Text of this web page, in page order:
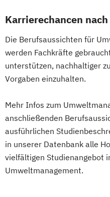
International
International
Internationales
Journalismus und
Kindheitspädagogik
Kultur- und
Machine Learning
Technische
nachwachsender
internationales
Sustainability in
Food Production and
Umwelt- und
Universitätslehrgang
technologies in
Universitätslehrgang
Jagdwirt/
Karrierechancen
Die Berufsaussichten für
werden Fachkräfte
unterstützen, nachhaltiger
Vorgaben einzuhalten.
Mehr Infos zum
anschließenden
ausführlichen
in unserer Datenbank alle
vielfältigen Studienangebot
Umweltmanagement.